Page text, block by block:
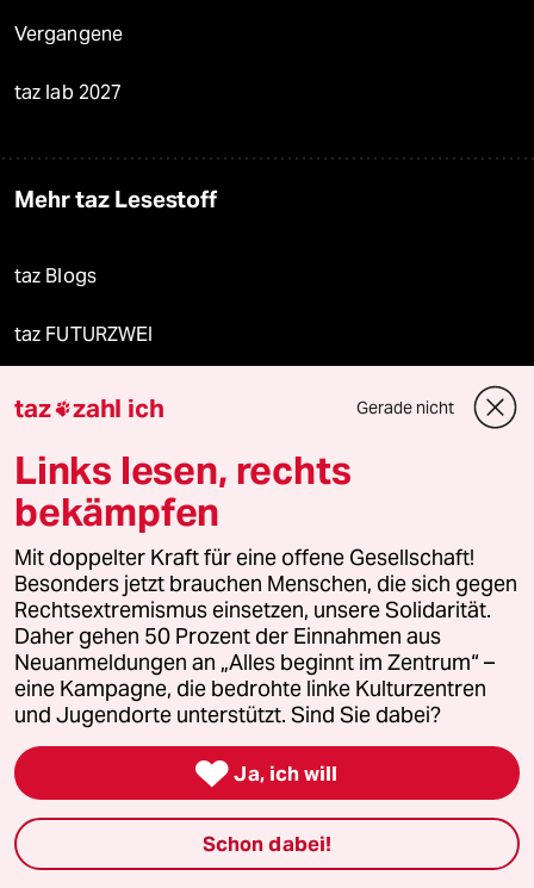
Vergangene
taz lab 2027
Mehr taz Lesestoff
taz Blogs
taz FUTURZWEI
taz Archiv
Mehr taz Angebote
Reisen
Kantine
Shop
taz zahl ich Gerade nicht
Links lesen, rechts
bekämpfen
Mit doppelter Kraft für eine offene Gesellschaft!
Besonders jetzt brauchen Menschen, die sich gegen
Rechtsextremismus einsetzen, unsere Solidarität.
Daher gehen 50 Prozent der Einnahmen aus
Neuanmeldungen an „Alles beginnt im Zentrum“ –
eine Kampagne, die bedrohte linke Kulturzentren
und Jugendorte unterstützt. Sind Sie dabei?
 Ja, ich will
Schon dabei!